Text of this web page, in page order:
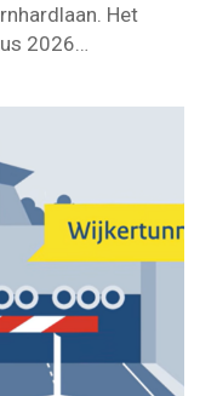
Het
2026…